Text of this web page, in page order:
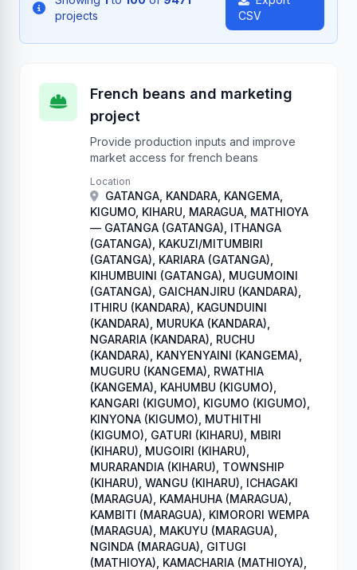
projects
CSV
French beans and marketing
project
Provide production inputs and improve
market access for french beans
Location
GATANGA, KANDARA, KANGEMA,
KIGUMO, KIHARU, MARAGUA, MATHIOYA
— GATANGA (GATANGA), ITHANGA
(GATANGA), KAKUZI/MITUMBIRI
(GATANGA), KARIARA (GATANGA),
KIHUMBUINI (GATANGA), MUGUMOINI
(GATANGA), GAICHANJIRU (KANDARA),
ITHIRU (KANDARA), KAGUNDUINI
(KANDARA), MURUKA (KANDARA),
NGARARIA (KANDARA), RUCHU
(KANDARA), KANYENYAINI (KANGEMA),
MUGURU (KANGEMA), RWATHIA
(KANGEMA), KAHUMBU (KIGUMO),
KANGARI (KIGUMO), KIGUMO (KIGUMO),
KINYONA (KIGUMO), MUTHITHI
(KIGUMO), GATURI (KIHARU), MBIRI
(KIHARU), MUGOIRI (KIHARU),
MURARANDIA (KIHARU), TOWNSHIP
(KIHARU), WANGU (KIHARU), ICHAGAKI
(MARAGUA), KAMAHUHA (MARAGUA),
KAMBITI (MARAGUA), KIMORORI WEMPA
(MARAGUA), MAKUYU (MARAGUA),
NGINDA (MARAGUA), GITUGI
(MATHIOYA), KAMACHARIA (MATHIOYA),